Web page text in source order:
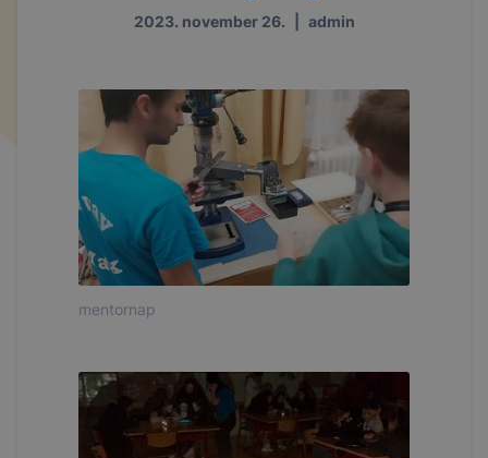
2023. november 26. admin
mentornap